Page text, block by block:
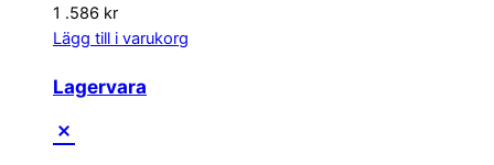
1 .586 kr
Lägg till i varukorg
Lagervara